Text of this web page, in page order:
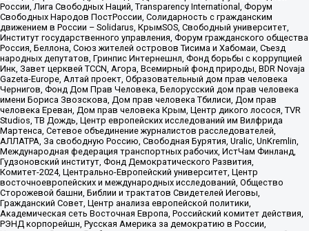
России, Лига Свободных Наций, Transparеncy International, Форум
Свободных Народов ПостРоссии, Солидарность с гражданским
движением в России – Solidarus, КрымSOS, Свободный университет,
Институт государственного управления, Форум гражданского общества
Россия, Беллона, Союз жителей островов Тисима и Хабомаи, Съезд
народных депутатов, Гринпис Интернешнл, Фонд борьбы с коррупцией
Инк, Завет церквей TCCN, Агора, Всемирный фонд природы, BDR Novaja
Gazeta-Europe, Алтай проект, Образовательный дом прав человека
Чернигов, Фонд Дом Прав Человека, Белорусский дом прав человека
имени Бориса Звозскова, Дом прав человека Тбилиси, Дом прав
человека Ереван, Дом прав человека Крым, Центр дикого лосося, TVR
Studios, ТВ Дождь, Центр европейских исследований им Вилфрида
Мартенса, Сетевое объединение журналистов расследователей,
АЛЛАТРА, За свободную Россию, Свободная Бурятия, Uralic, UnKremlin,
Международная федерация транспортных рабочих, ИстЧам Финланд,
Гудзоновский институт, Фонд Демократического Развития,
Комитет-2024, Центрально-Европейский университет, Центр
восточноевропейских и международных исследований, Общество
Сторожевой башни, Библии и трактатов Свидетелей Иеговы,
Гражданский Совет, Центр анализа европейской политики,
Академическая сеть Восточная Европа, Российский комитет действия,
РЭНД корпорейшн, Русская Америка за демократию в России,